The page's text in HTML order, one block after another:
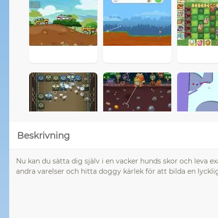
Beskrivning
Nu kan du sätta dig själv i en vacker hunds skor och leva
andra varelser och hitta doggy kärlek för att bilda en